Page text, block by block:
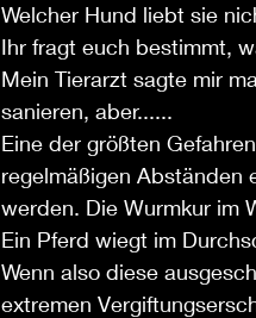
Welcher Hund liebt sie
Ihr fragt euch bestimmt,
Mein Tierarzt sagte mir
sanieren, aber......
Eine der größten
regelmäßigen Abständen
werden. Die Wurmkur im
Ein Pferd wiegt im
Wenn also diese
extremen